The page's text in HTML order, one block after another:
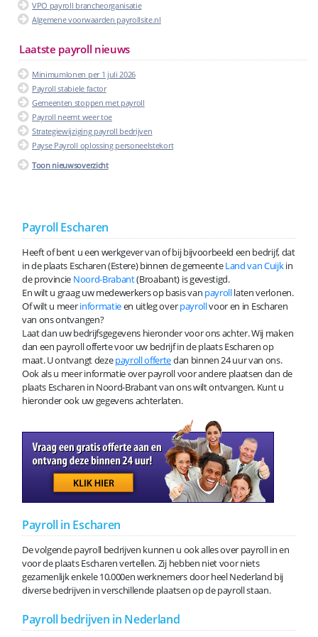
VPO payroll brancheorganisatie
Algemene voorwaarden payrollsite.nl
Laatste payroll nieuws
Minimumlonen per 1 juli 2026
Payroll stabiele factor
Gemeenten stoppen met payroll
Payroll neemt weer toe
Strategiewijziging payroll bedrijven
Payse Payroll oplossing personeelstekort
Toon nieuwsoverzicht
Payroll Escharen
Heeft of bent u een werkgever van of bij bijvoorbeeld een bedrijf, dat
in de plaats Escharen (Estere) binnen de gemeenteLand van Cuijkin
de provincie Noord-Brabant(Broabant) is gevestigd.
En wilt u graag uw medewerkers op basis van payrolllaten verlonen.
Of wilt u meerinformatieen uitleg overpayrollvoor en in Escharen
van ons ontvangen?
Laat dan uw bedrijfsgegevens hieronder voor ons achter. Wij maken
dan een payroll offerte voor uw bedrijf in de plaats Escharen op
maat. U ontvangt dezepayroll offertedan binnen 24 uur van ons.
Ook als u meer informatie over payroll voor andere plaatsen dan de
plaats Escharen in Noord-Brabant van ons wilt ontvangen. Kunt u
hieronder ook uw gegevens achterlaten.
Payroll in Escharen
De volgende payroll bedrijven kunnen u ook alles over payroll in en
voor de plaats Escharen vertellen. Zij hebben niet voor niets
gezamenlijk enkele 10.000en werknemers door heel Nederland bij
diverse bedrijven in verschillende plaatsen op de payroll staan.
Payroll bedrijven in Nederland